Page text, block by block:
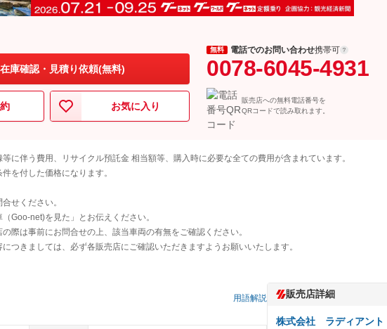
在庫確認・見積り依頼(無料)
お気に入り
無料 電話でのお問い合わせ携帯可
0078-6045-4931
販売店への無料電話番号を
QRコードで読み取れます。
に伴う費用、リサイクル預託金 相当額等、購入時に必要な全ての費用が含まれています。
を付した価格になります。
せください。
Goo-net)を見た」とお伝えください。
際は事前にお問合せの上、該当車両の有無をご確認ください。
つきましては、必ず各販売店にご確認いただきますようお願いいたします。
用語解説 販売店詳細
株式会社 ラディアン